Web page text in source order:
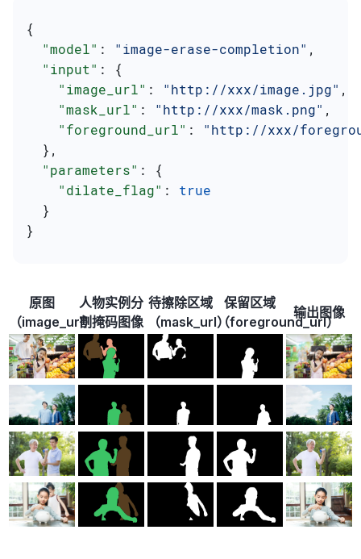
{
  "model"
: "image-erase-completion" ,
  "input"
: {
    "image_url"
: "http://xxx/image.jpg" ,
    "mask_url"
: "http://xxx/mask.png" ,
    "foreground_url"
: "http://xxx/
  },
  "parameters"
: {
    "dilate_flag"
: true
  }
}
原图
（image_url）
人物实例分
割掩码图像
待擦除区域
（mask_url）
保留区域
（foreground_url）
输出图像